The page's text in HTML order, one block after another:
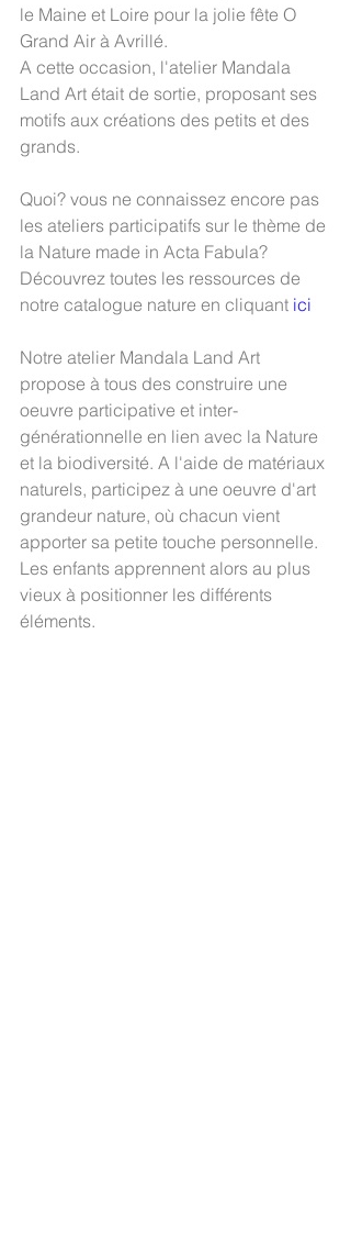
le Maine et Loire pour la jolie fête O
Grand Air à Avrillé.
A cette occasion, l'atelier Mandala
Land Art était de sortie, proposant ses
motifs aux créations des petits et des
grands.
Quoi? vous ne connaissez encore pas
les ateliers participatifs sur le thème de
la Nature made in Acta Fabula?
Découvrez toutes les ressources de
notre catalogue nature en cliquant ici
Notre atelier Mandala Land Art
propose à tous des construire une
oeuvre participative et inter-
générationnelle en lien avec la Nature
et la biodiversité. A l'aide de matériaux
naturels, participez à une oeuvre d'art
grandeur nature, où chacun vient
apporter sa petite touche personnelle.
Les enfants apprennent alors au plus
vieux à positionner les différents
éléments.